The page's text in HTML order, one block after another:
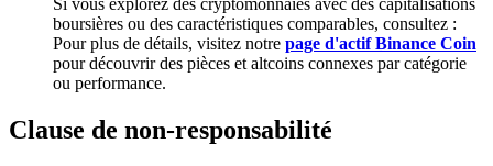
Precious Metals Trading Carnival
Trade Gold & Silver · 33,333 USDT Bonus
boursières ou des caractéristiques comparables, consultez :
Pour plus de détails, visitez notre page d'actif Binance Coin
pour découvrir des pièces et altcoins connexes par catégorie
ou performance.
Clause de non-responsabilité